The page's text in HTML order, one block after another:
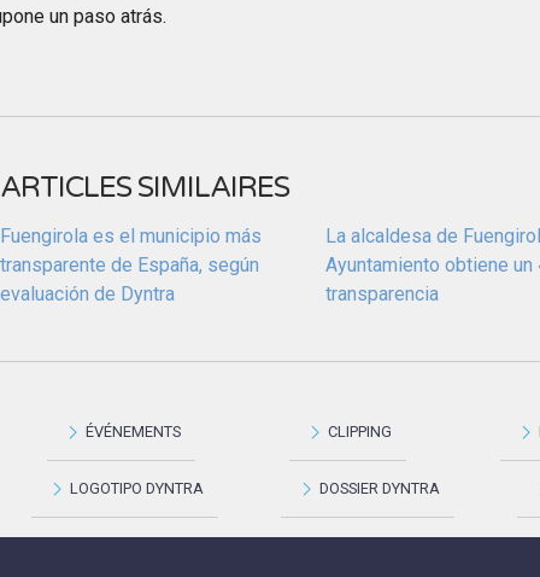
ÉVÉNEMENTS CLIPPING
LOGOTIPO DYNTRA DOSSIER DYNTRA
un paso atrás.
ARTICLES SIMILAIRES
Fuengirola es el municipio más
transparente de España, según
evaluación de Dyntra
La alcaldesa de
Ayuntamiento obtiene
transparencia